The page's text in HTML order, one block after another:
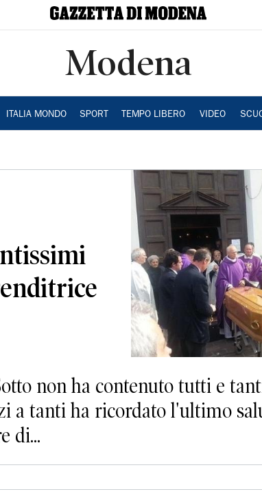
Modena
ITALIA MONDO SPORT TEMPO LIBERO VIDEO
non ha contenuto tutti e
a tanti ha ricordato l'ultimo
di...